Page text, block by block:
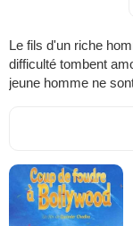
Le fils d'un riche
difficulté tombent
jeune homme ne